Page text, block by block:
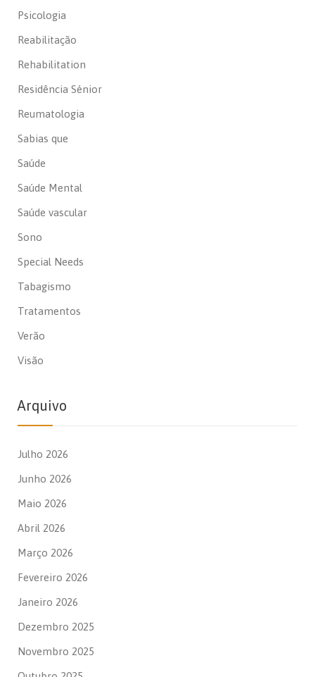
Psicologia
Reabilitação
Rehabilitation
Residência Sénior
Reumatologia
Sabias que
Saúde
Saúde Mental
Saúde vascular
Sono
Special Needs
Tabagismo
Tratamentos
Verão
Visão
Arquivo
Julho 2026
Junho 2026
Maio 2026
Abril 2026
Março 2026
Fevereiro 2026
Janeiro 2026
Dezembro 2025
Novembro 2025